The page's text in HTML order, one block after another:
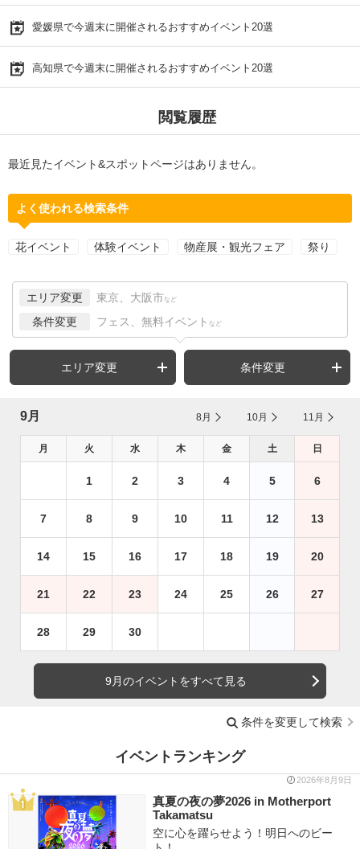
愛媛県で今週末に開催されるおすすめイベント20選
高知県で今週末に開催されるおすすめイベント20選
閲覧履歴
最近見たイベント&スポットページはありません。
よく使われる検索条件
花イベント 体験イベント 物産展・観光フェア 祭り
エリア変更 東京、大阪市 など
条件変更 フェス、無料イベント など
エリア変更 条件変更
9月 8月 10月 11月
月 火 水 木 金 土 日
1 2 3 4 5 6
7 8 9 10 11 12 13
14 15 16 17 18 19 20
21 22 23 24 25 26 27
28 29 30
9月のイベントをすべて見る
条件を変更して検索
イベントランキング
2026年8月9日
真夏の夜の夢2026 in Motherport
Takamatsu
空に心を躍らせよう！明日へのビー